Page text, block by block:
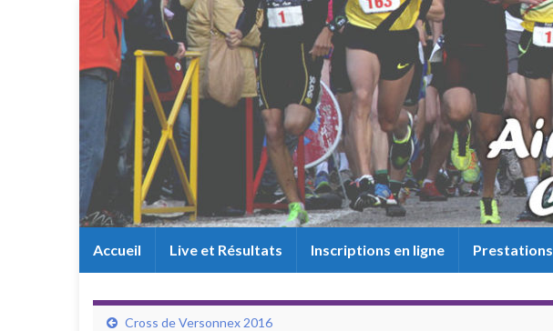
Accueil Live et Résultats Inscriptions en ligne Prestations
Cross de Versonnex 2016